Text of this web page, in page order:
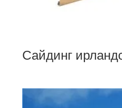
Сайдинг